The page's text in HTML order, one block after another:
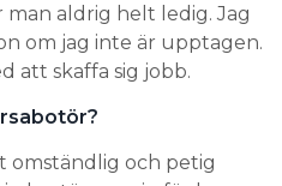
aldrig helt ledig. Jag
om jag inte är upptagen.
att skaffa sig jobb.
omständlig och petig